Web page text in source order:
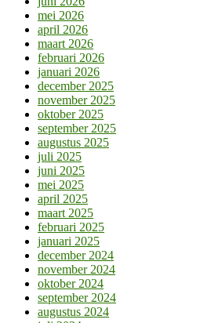
mei 2026
april 2026
maart 2026
februari 2026
januari 2026
december 2025
november 2025
oktober 2025
september 2025
augustus 2025
juli 2025
juni 2025
mei 2025
april 2025
maart 2025
februari 2025
januari 2025
december 2024
november 2024
oktober 2024
september 2024
augustus 2024